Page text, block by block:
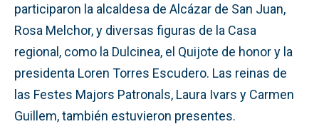
participaron la alcaldesa de Alcázar de San Juan,
Rosa Melchor, y diversas figuras de la Casa
regional, como la Dulcinea, el Quijote de honor y la
presidenta Loren Torres Escudero. Las reinas de
las Festes Majors Patronals, Laura Ivars y Carmen
Guillem, también estuvieron presentes.